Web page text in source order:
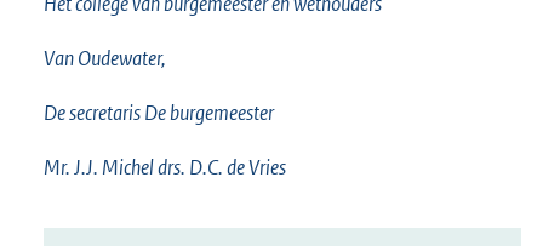
Van Oudewater,
De secretaris De burgemeester
Mr. J.J. Michel drs. D.C. de Vries